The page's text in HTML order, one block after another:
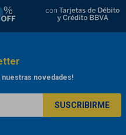
nuestras novedades!
SUSCRIBIRME